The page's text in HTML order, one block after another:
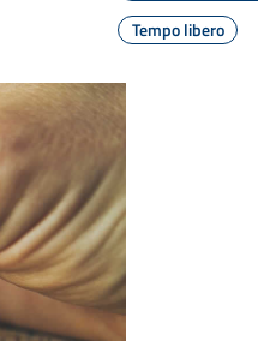
Tempo libero